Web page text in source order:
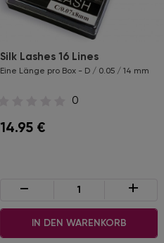
Silk Lashes 16 Lines
Eine Länge pro Box - D / 0.05 / 14 mm
0
14.95 €
- +
IN DEN WARENKORB